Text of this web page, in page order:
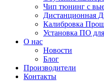
Чип тюнинг с
Дистанционная
Калибровка
Установка ПО
О нас
Новости
Блог
Производители
Контакты